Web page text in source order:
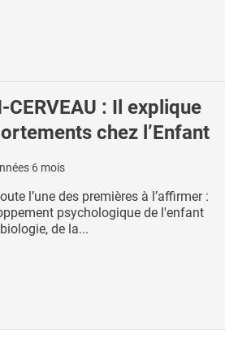
CERVEAU : Il explique
chez l’Enfant
6 mois
l’une des premières à l’affirmer :
psychologique de l'enfant
de la...